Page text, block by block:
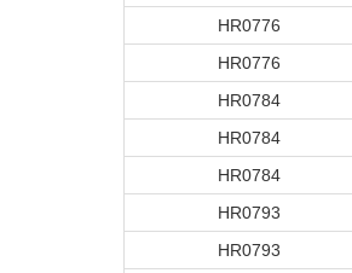
HR0776
HR0776
HR0784
HR0784
HR0784
HR0793
HR0793